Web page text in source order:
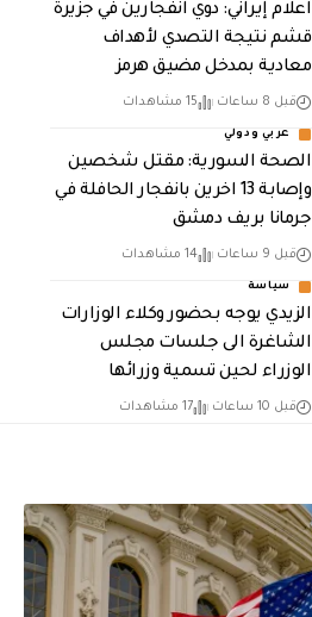
اعلام إيراني: دوي انفجارين في جزيرة
قشم نتيجة التصدي لأهداف
معادية بمدخل مضيق هرمز
قبل 8 ساعات 15 مشاهدات
عربي ودولي
الصحة السورية: مقتل شخصين
وإصابة 13 اخرين بانفجار الحافلة في
جرمانا بريف دمشق
قبل 9 ساعات 14 مشاهدات
سياسة
الزيدي يوجه بحضور وكلاء الوزارات
الشاغرة الى جلسات مجلس
الوزراء لحين تسمية وزرائها
قبل 10 ساعات 17 مشاهدات